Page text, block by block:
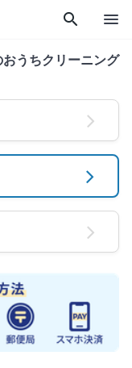
search menu
うちクリーニング